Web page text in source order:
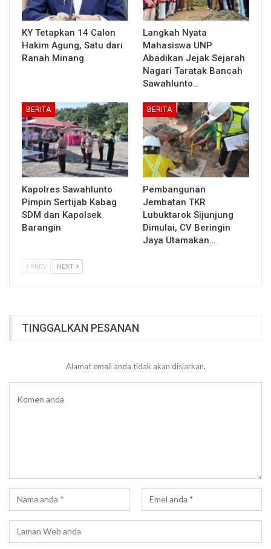
KY Tetapkan 14 Calon
Hakim Agung, Satu dari
Ranah Minang
Langkah Nyata
Mahasiswa UNP
Abadikan Jejak Sejarah
Nagari Taratak Bancah
Sawahlunto…
BERITA
Kapolres Sawahlunto
Pimpin Sertijab Kabag
SDM dan Kapolsek
Barangin
BERITA
Pembangunan
Jembatan TKR
Lubuktarok Sijunjung
Dimulai, CV Beringin
Jaya Utamakan…
PREV NEXT
TINGGALKAN PESANAN
Alamat email anda tidak akan disiarkan.